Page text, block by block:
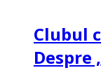
Clubul
Despre